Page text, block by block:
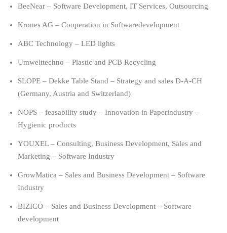
BeeNear – Software Development, IT Services, Outsourcing
Krones AG – Cooperation in Softwaredevelopment
ABC Technology – LED lights
Umwelttechno – Plastic and PCB Recycling
SLOPE – Dekke Table Stand – Strategy and sales D-A-CH
(Germany, Austria and Switzerland)
NOPS – feasability study – Innovation in Paperindustry –
Hygienic products
YOUXEL – Consulting, Business Development, Sales and
Marketing – Software Industry
GrowMatica – Sales and Business Development – Software
Industry
BIZICO – Sales and Business Development – Software
development